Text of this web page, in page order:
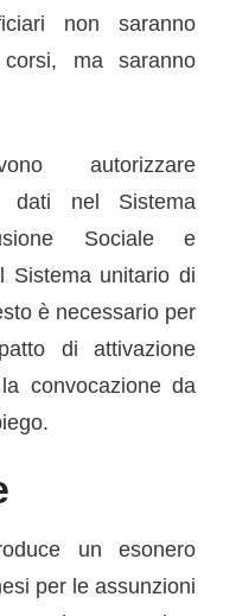
non saranno
ma saranno
autorizzare
dati nel Sistema
Sociale e
Sistema unitario di
è necessario per
di attivazione
convocazione da
un esonero
per le assunzioni